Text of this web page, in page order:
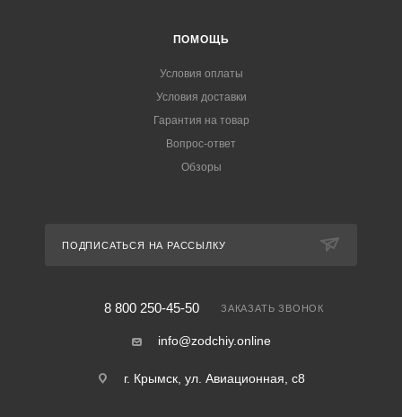
ПОМОЩЬ
Условия оплаты
Условия доставки
Гарантия на товар
Вопрос-ответ
Обзоры
ПОДПИСАТЬСЯ НА РАССЫЛКУ
8 800 250-45-50 ЗАКАЗАТЬ ЗВОНОК
info@zodchiy.online
г. Крымск, ул. Авиационная, с8